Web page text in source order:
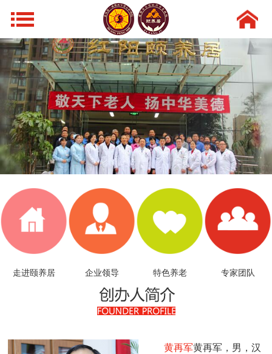
走进颐养居 企业领导 特色养老 专家团队
黄再军黄再军，男，汉
网站导航
首页
走进颐养居
领导风采
特色养老
环境设施
领导关怀
收费标准